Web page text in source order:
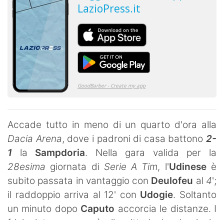
Accade tutto in meno di un quarto d'ora alla
Dacia Arena, dove i padroni di casa battono 2-
1 la Sampdoria. Nella gara valida per la
28esima giornata di Serie A Tim, l'Udineseè
subito passata in vantaggio con Deulofeu al 4';
il raddoppio arriva al 12' con Udogie. Soltanto
un minuto dopo Caputo accorcia le distanze. I